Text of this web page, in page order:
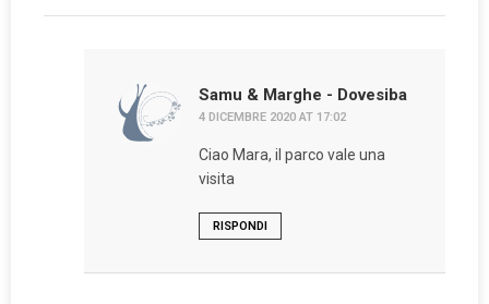
Samu & Marghe - Dovesiba
4 DICEMBRE 2020 AT 17:02
Ciao Mara, il parco vale una
visita
RISPONDI